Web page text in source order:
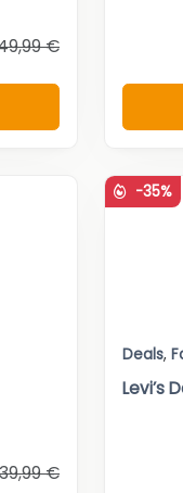
€
€
-35%
Deals,
Levi’s